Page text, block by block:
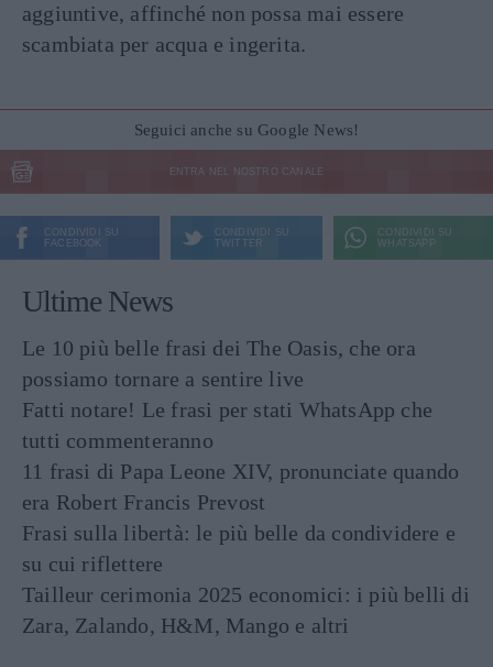
aggiuntive, affinché non possa mai essere
scambiata per acqua e ingerita.
Seguici anche su Google News!
ENTRA NEL NOSTRO CANALE
CONDIVIDI SU
FACEBOOK
CONDIVIDI SU
TWITTER
CONDIVIDI SU
WHATSAPP
Ultime News
Le 10 più belle frasi dei The Oasis, che ora
possiamo tornare a sentire live
Fatti notare! Le frasi per stati WhatsApp che
tutti commenteranno
11 frasi di Papa Leone XIV, pronunciate quando
era Robert Francis Prevost
Frasi sulla libertà: le più belle da condividere e
su cui riflettere
Tailleur cerimonia 2025 economici: i più belli di
Zara, Zalando, H&M, Mango e altri